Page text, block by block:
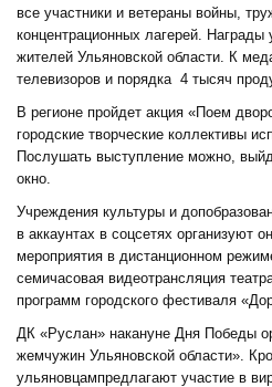
все участники и ветераны войны,
концентрационных лагерей.
жителей Ульяновской области. К
телевизоров и порядка 4 тысяч
В регионе пройдет акция «Поем
городские творческие коллективы
Послушать выступление можно,
окно.
Учреждения культуры и
в аккаунтах в соцсетях организуют
мероприятия в дистанционном
семичасовая видеотрансляция
программ городского фестиваля
ДК «Руслан» накануне Дня Победы
жемчужин Ульяновской области».
ульяновцампредлагают участие в